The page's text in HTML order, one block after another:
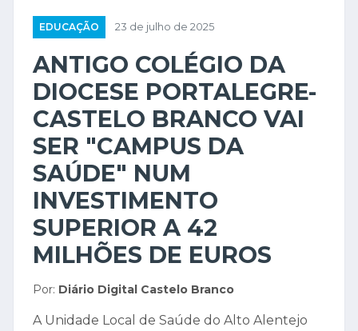
EDUCAÇÃO 23 de julho de 2025
ANTIGO COLÉGIO DA
DIOCESE PORTALEGRE-
CASTELO BRANCO VAI
SER "CAMPUS DA
SAÚDE" NUM
INVESTIMENTO
SUPERIOR A 42
MILHÕES DE EUROS
Por: Diário Digital Castelo Branco
A Unidade Local de Saúde do Alto Alentejo